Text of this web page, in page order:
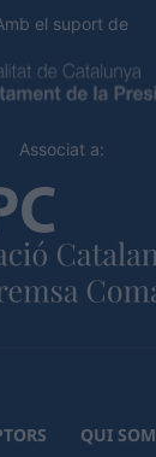
el suport de
Associat a:
QUI SOM